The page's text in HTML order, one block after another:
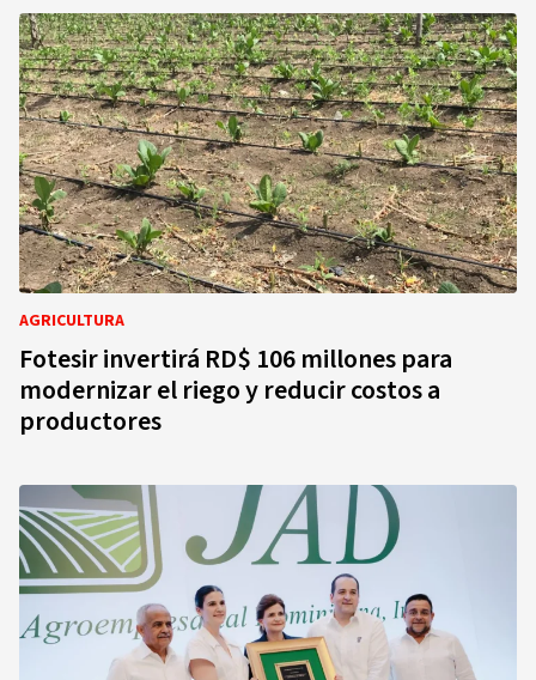
AGRICULTURA
Fotesir invertirá RD$ 106 millones para
modernizar el riego y reducir costos a
productores